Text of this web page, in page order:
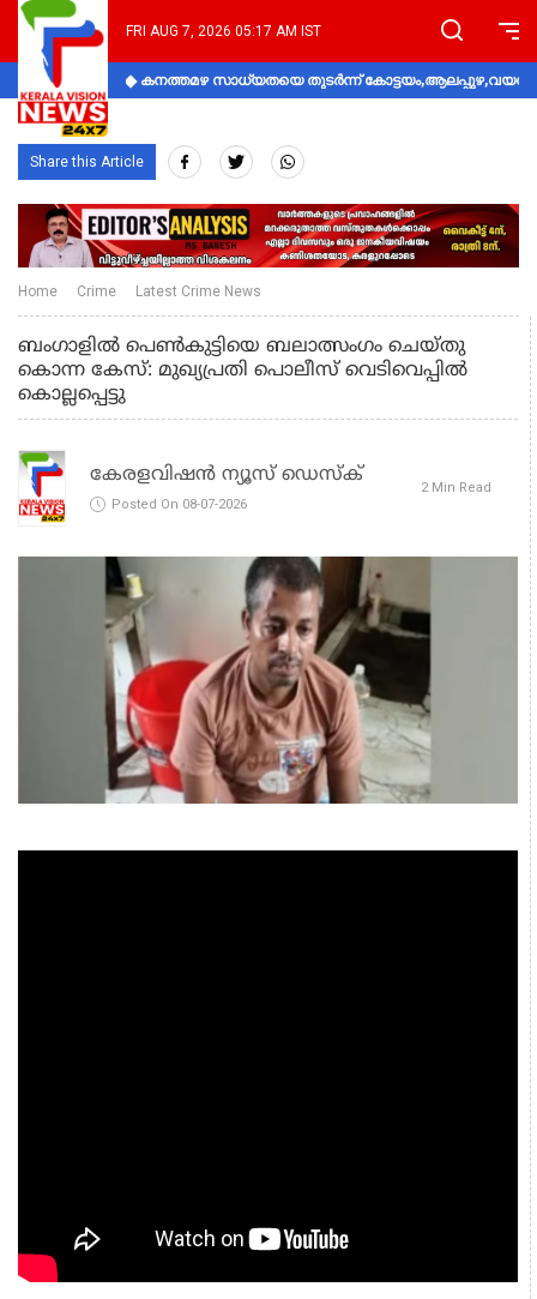
FRI AUG 7, 2026 05:17 AM IST
കനത്തമഴ സാധ്യതയെ തുടർന്ന്
Share this Article
Home Crime Latest Crime News
ബംഗാളിൽ പെൺകുട്ടിയെ ബലാത്സംഗം ചെയ്തു
കൊന്ന കേസ്: മുഖ്യപ്രതി പൊലീസ് വെടിവെപ്പിൽ
കൊല്ലപ്പെട്ടു
കേരളവിഷൻ ന്യൂസ് ഡെസ്‌ക്
Posted On 08-07-2026
2 Min Read